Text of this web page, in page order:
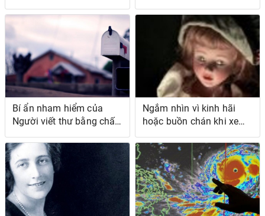
chấn động cả một quốc
gia (Và có thể không bao
giờ được giải quyết)
thật (Và vẫn chưa được
giải quyết!)
Bí ẩn nham hiểm của
Người viết thư bằng chất
độc Circleville, Ohio
Ngắm nhìn vì kinh hãi
hoặc buồn chán khi xem
video phát trực tiếp này
của một con búp bê "ma
ám" đang ngồi trong văn
phòng